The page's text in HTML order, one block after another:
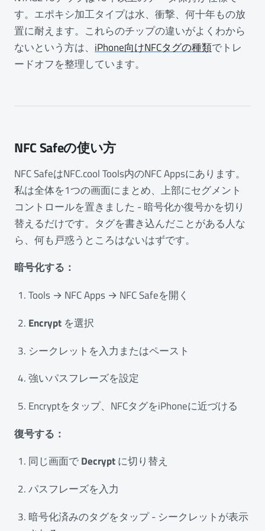
す。エポキシ加工タイプは水、衝撃、何十年もの放
置に耐えます。これらのチップの違いがよくわから
ないという方は、 iPhone向けNFCタグの種類でトレ
ードオフを整理しています。
NFC Safeの使い方
NFC SafeはNFC.cool Tools内のNFC Appsにあります。
私は全体を1つの画面にまとめ、上部にセグメント
コントロールを置きました - 暗号化か復号かを切り
替えるだけです。タグを書き込んだことがある人な
ら、何も戸惑うところはないはずです。
暗号化する：
Tools → NFC Apps → NFC Safeを開く
Encrypt を選択
シークレットを入力またはペースト
強いパスフレーズを設定
Encryptをタップ、NFCタグをiPhoneに近づける
復号する：
同じ画面でDecryptに切り替え
パスフレーズを入力
暗号化済みのタグをタップ - シークレットが表示